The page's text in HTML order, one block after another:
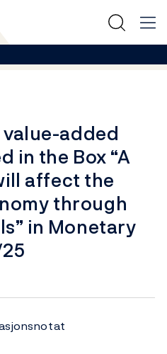
added
in the Box “A
affect the
through
in Monetary